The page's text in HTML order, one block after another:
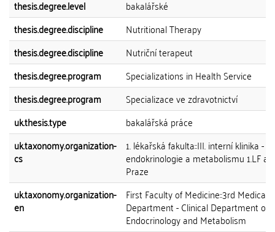
thesis.degree.level
bakalářské
thesis.degree.discipline
Nutritional Therapy
thesis.degree.discipline
Nutriční terapeut
thesis.degree.program
Specializations in Health Service
thesis.degree.program
Specializace ve zdravotnictví
uk.thesis.type
bakalářská práce
uk.taxonomy.organization-
cs
1. lékařská fakulta::III. interní klinika -
endokrinologie a metabolismu 1.LF a
Praze
uk.taxonomy.organization-
en
First Faculty of Medicine::3rd Medical
Department - Clinical Department of
Endocrinology and Metabolism